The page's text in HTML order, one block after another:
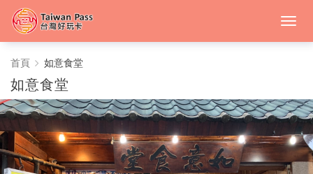
如
意
食
堂
首頁 如意食堂
如意食堂